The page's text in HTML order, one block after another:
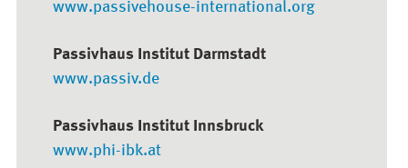
Passivhaus Institut Darmstadt
www.passiv.de
Passivhaus Institut Innsbruck
www.phi-ibk.at